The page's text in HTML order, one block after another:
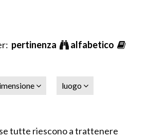
pertinenza
alfabetico
luogo
tutte riescono a trattenere